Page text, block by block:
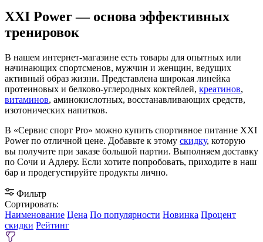
XXI Power — основа эффективных
тренировок
В нашем интернет-магазине есть товары для опытных или
начинающих спортсменов, мужчин и женщин, ведущих
активный образ жизни. Представлена широкая линейка
протеиновых и белково-углеродных коктейлей, креатинов,
витаминов, аминокислотных, восстанавливающих средств,
изотонических напитков.
В «Сервис спорт Pro» можно купить спортивное питание XXI
Power по отличной цене. Добавьте к этому скидку, которую
вы получите при заказе большой партии. Выполняем доставку
по Сочи и Адлеру. Если хотите попробовать, приходите в наш
бар и продегустируйте продукты лично.
Фильтр
Сортировать:
Наименование Цена По популярности Новинка Процент
скидки Рейтинг